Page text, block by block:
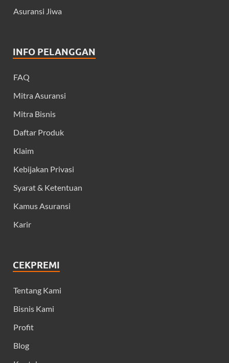
Asuransi Jiwa
INFO PELANGGAN
FAQ
Mitra Asuransi
Mitra Bisnis
Daftar Produk
Klaim
Kebijakan Privasi
Syarat & Ketentuan
Kamus Asuransi
Karir
CEKPREMI
Tentang Kami
Bisnis Kami
Profit
Blog